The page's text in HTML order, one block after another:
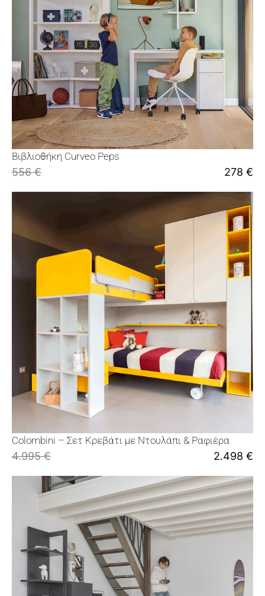
Βιβλιοθήκη Curveo Peps
556€ 278 €
Colombini – Σετ Κρεβάτι με Ντουλάπι & Ραφιέρα
4.995€ 2.498 €